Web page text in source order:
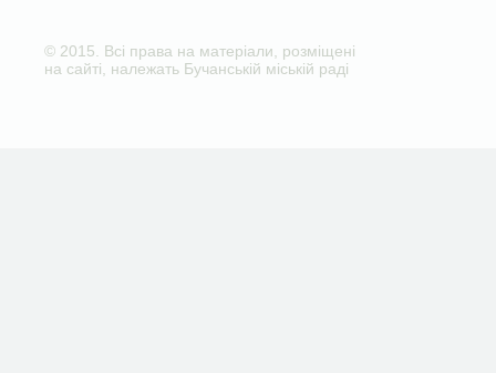
© 2015. Всі права на матеріали, розміщені
на сайті, належать Бучанській міській раді